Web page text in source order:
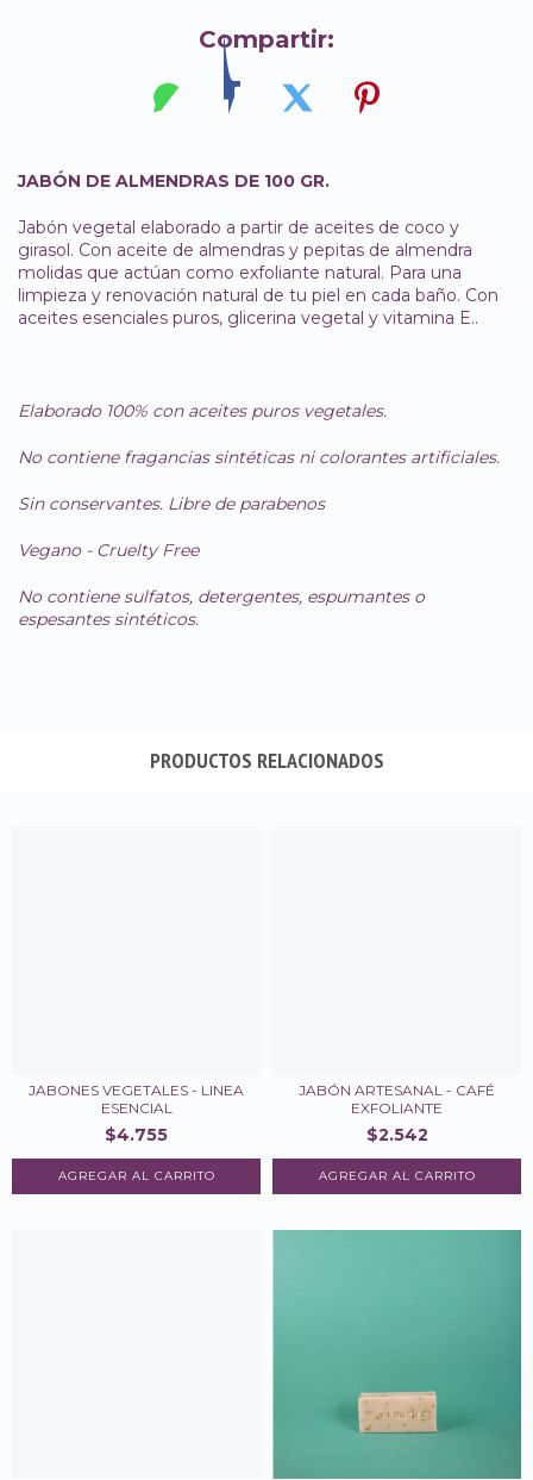
Compartir:
JABÓN DE ALMENDRAS DE 100 GR.
Jabón vegetal elaborado a partir de aceites de coco y
girasol. Con aceite de almendras y pepitas de almendra
molidas que actúan como exfoliante natural. Para una
limpieza y renovación natural de tu piel en cada baño. Con
aceites esenciales puros, glicerina vegetal y vitamina E..
Elaborado 100% con aceites puros vegetales.
No contiene fragancias sintéticas ni colorantes artificiales.
Sin conservantes. Libre de parabenos
Vegano - Cruelty Free
No contiene sulfatos, detergentes, espumantes o
espesantes sintéticos.
PRODUCTOS RELACIONADOS
JABONES VEGETALES - LINEA
ESENCIAL
$4.755
AGREGAR AL CARRITO
JABÓN ARTESANAL - CAFÉ
EXFOLIANTE
$2.542